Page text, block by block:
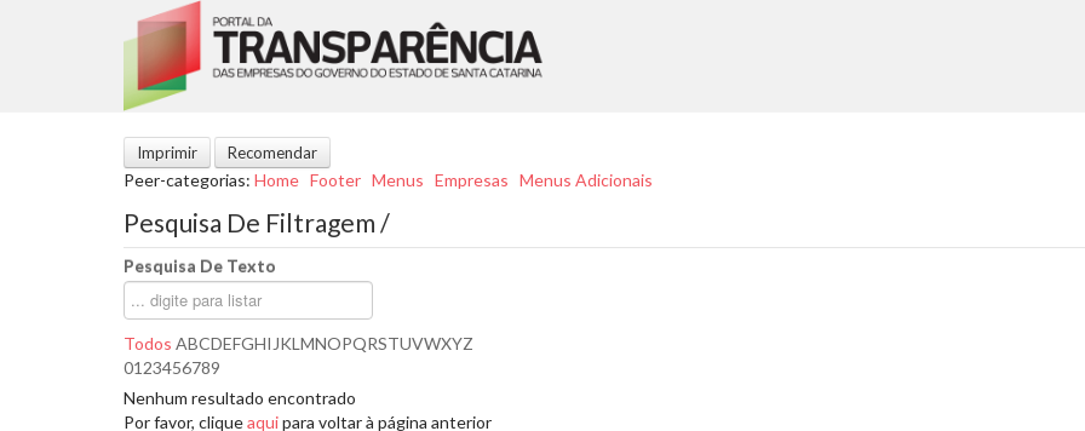
Imprimir Recomendar
Peer-categorias: Home Footer Menus Empresas Menus Adicionais
Pesquisa De Filtragem /
Pesquisa De Texto
Todos ABCDEFGHI JKL MNOPQRSTUVWXYZ
01 23456789
Nenhum resultado encontrado
Por favor, cliqueaquipara voltar à página anterior